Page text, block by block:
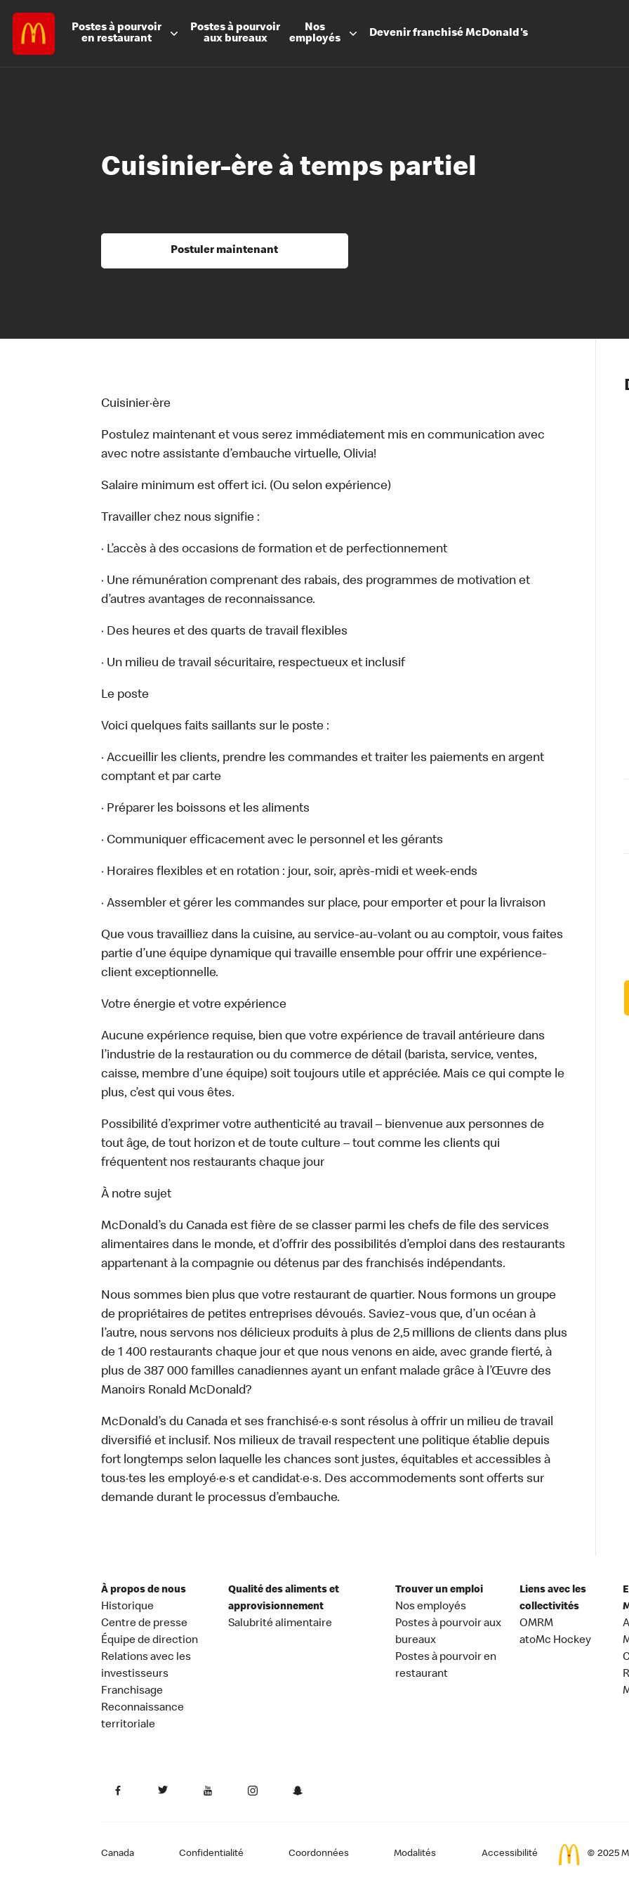
Postes à pourvoir
en restaurant
Postes à pourvoir
aux bureaux
Nos
employés
DevenirfranchiséMcDonald's
Les
Notre
Nos
Santé et
Cuisinier-ère à temps partiel
Postuler maintenant
Cuisinier·ère
Postulez maintenant et vous serez immédiatement mis en communication avec
avec notre assistante d’embauche virtuelle, Olivia!
Salaire minimum est offert ici. (Ou selon expérience)
Travailler chez nous signifie :
· L’accès à des occasions de formation et de perfectionnement
· Une rémunération comprenant des rabais, des programmes de motivation et
d’autres avantages de reconnaissance.
· Des heures et des quarts de travail flexibles
· Un milieu de travail sécuritaire, respectueux et inclusif
Le poste
Voici quelques faits saillants sur le poste :
· Accueillir les clients, prendre les commandes et traiter les paiements en argent
comptant et par carte
· Préparer les boissons et les aliments
· Communiquer efficacement avec le personnel et les gérants
· Horaires flexibles et en rotation : jour, soir, après-midi et week-ends
· Assembler et gérer les commandes sur place, pour emporter et pour la livraison
Que vous travailliez dans la cuisine, au service-au-volant ou au comptoir, vous faites
partie d’une équipe dynamique qui travaille ensemble pour offrir une expérience-
client exceptionnelle.
Votre énergie et votre expérience
Aucune expérience requise, bien que votre expérience de travail antérieure dans
l’industrie de la restauration ou du commerce de détail (barista, service, ventes,
caisse, membre d’une équipe) soit toujours utile et appréciée. Mais ce qui compte le
plus, c’est qui vous êtes.
Possibilité d’exprimer votre authenticité au travail – bienvenue aux personnes de
tout âge, de tout horizon et de toute culture – tout comme les clients qui
fréquentent nos restaurants chaque jour
À notre sujet
McDonald’s du Canada est fière de se classer parmi les chefs de file des services
alimentaires dans le monde, et d’offrir des possibilités d’emploi dans des restaurants
appartenant à la compagnie ou détenus par des franchisés indépendants.
Nous sommes bien plus que votre restaurant de quartier. Nous formons un groupe
de propriétaires de petites entreprises dévoués. Saviez-vous que, d’un océan à
l’autre, nous servons nos délicieux produits à plus de 2,5 millions de clients dans plus
de 1 400 restaurants chaque jour et que nous venons en aide, avec grande fierté, à
plus de 387 000 familles canadiennes ayant un enfant malade grâce à l’Œuvre des
Manoirs Ronald McDonald?
McDonald’s du Canada et ses franchisé·e·s sont résolus à offrir un milieu de travail
diversifié et inclusif. Nos milieux de travail respectent une politique établie depuis
fort longtemps selon laquelle les chances sont justes, équitables et accessibles à
tous·tes les employé·e·s et candidat·e·s. Des accommodements sont offerts sur
demande durant le processus d’embauche.
À propos de nous
Historique
Centre de presse
Équipe de direction
Relations avec les
investisseurs
Franchisage
Reconnaissance
territoriale
Qualité des aliments et
approvisionnement
Salubrité alimentaire
Trouver un emploi
Nos employés
Postes à pourvoir aux
bureaux
Postes à pourvoir en
restaurant
Liens avec les
collectivités
OMRM
atoMc Hockey
Canada Confidentialité Coordonnées Modalités Accessibilité © 2025